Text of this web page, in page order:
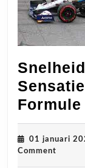
Formule
01 januari
Comment